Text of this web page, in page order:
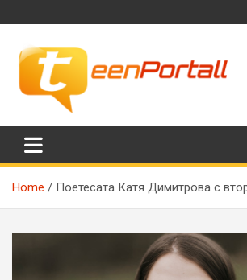
to
TeenPortall
Home Поетесата Катя Димитрова с